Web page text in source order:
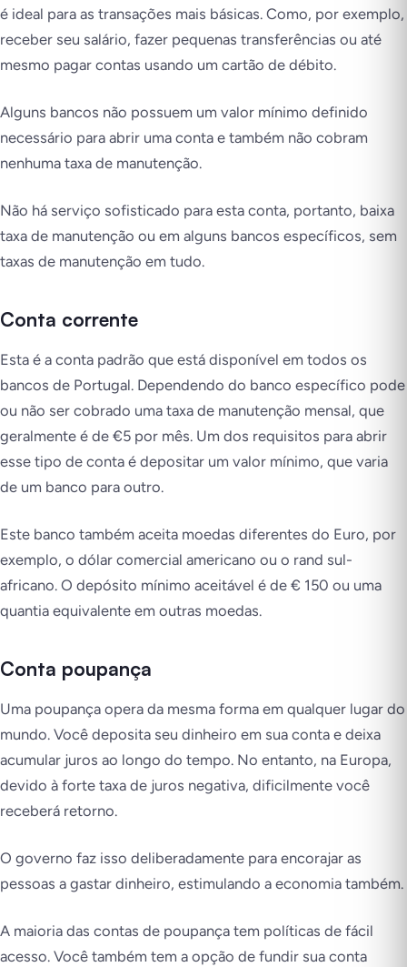
é ideal para as transações mais básicas. Como, por exemplo,
receber seu salário, fazer pequenas transferências ou até
mesmo pagar contas usando um cartão de débito.
Alguns bancos não possuem um valor mínimo definido
necessário para abrir uma conta e também não cobram
nenhuma taxa de manutenção.
Não há serviço sofisticado para esta conta, portanto, baixa
taxa de manutenção ou em alguns bancos específicos, sem
taxas de manutenção em tudo.
Conta corrente
Esta é a conta padrão que está disponível em todos os
bancos de Portugal. Dependendo do banco específico pode
ou não ser cobrado uma taxa de manutenção mensal, que
geralmente é de €5 por mês. Um dos requisitos para abrir
esse tipo de conta é depositar um valor mínimo, que varia
de um banco para outro.
Este banco também aceita moedas diferentes do Euro, por
exemplo, o dólar comercial americano ou o rand sul-
africano. O depósito mínimo aceitável é de € 150 ou uma
quantia equivalente em outras moedas.
Conta poupança
Uma poupança opera da mesma forma em qualquer lugar do
mundo. Você deposita seu dinheiro em sua conta e deixa
acumular juros ao longo do tempo. No entanto, na Europa,
devido à forte taxa de juros negativa, dificilmente você
receberá retorno.
O governo faz isso deliberadamente para encorajar as
pessoas a gastar dinheiro, estimulando a economia também.
A maioria das contas de poupança tem políticas de fácil
acesso. Você também tem a opção de fundir sua conta